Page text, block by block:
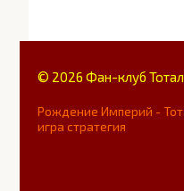
© 2026 Фан-клуб Тотал
Рождение Империй -
игра стратегия